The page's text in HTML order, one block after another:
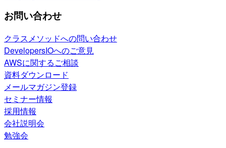
お問い合わせ
クラスメソッドへの問い合わせ
DevelopersIOへのご意見
AWSに関するご相談
資料ダウンロード
メールマガジン登録
セミナー情報
採用情報
会社説明会
勉強会